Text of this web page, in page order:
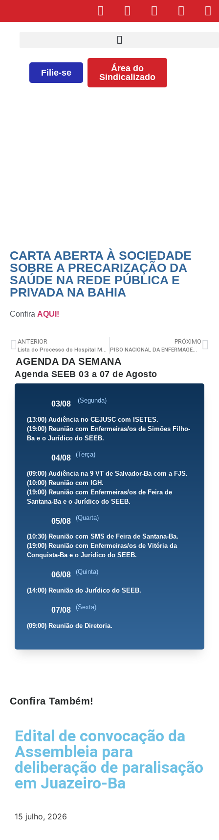
Filie-se
Área do
Sindicalizado
CARTA ABERTA À SOCIEDADE
SOBRE A PRECARIZAÇÃO DA
SAÚDE NA REDE PÚBLICA E
PRIVADA NA BAHIA
Confira AQUI!
ANTERIOR
Lista do Processo do Hospital Martagão Gesteira
PRÓXIMO
PISO NACIONAL DA ENFERMAGEM ENTENDA COMO FUNCIONA O PAGAMENTO – 3ª Edição
AGENDA DA SEMANA
Agenda SEEB 03 a 07 de Agosto
03/08 (Segunda)
(13:00) Audiência no CEJUSC com ISETES.
(19:00) Reunião com Enfermeiras/os de Simões Filho-
Ba e o Jurídico do SEEB.
04/08 (Terça)
(09:00) Audiência na 9 VT de Salvador-Ba com a FJS.
(10:00) Reunião com IGH.
(19:00) Reunião com Enfermeiras/os de Feira de
Santana-Ba e o Jurídico do SEEB.
05/08 (Quarta)
(10:30) Reunião com SMS de Feira de Santana-Ba.
(19:00) Reunião com Enfermeiras/os de Vitória da
Conquista-Ba e o Jurídico do SEEB.
06/08 (Quinta)
(14:00) Reunião do Jurídico do SEEB.
07/08 (Sexta)
(09:00) Reunião de Diretoria.
Confira Também!
Edital de convocação da
Assembleia para
deliberação de paralisação
em Juazeiro-Ba
15 julho, 2026